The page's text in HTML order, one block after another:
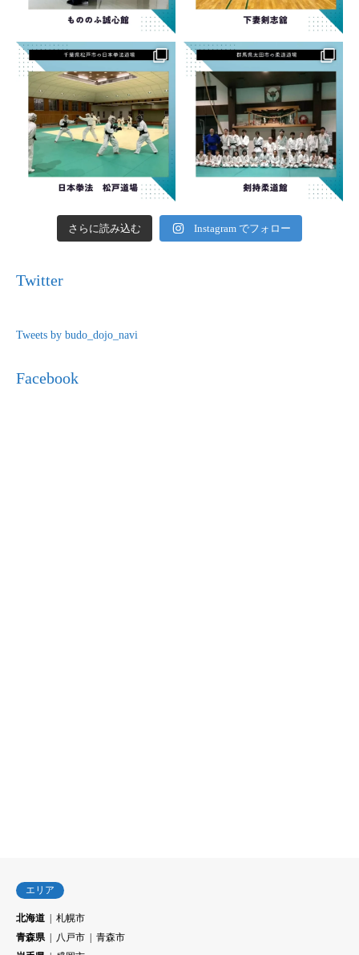
さらに読み込む Instagram でフォロー
Twitter
Tweets by budo_dojo_navi
Facebook
エリア
北海道
札幌市
青森県
八戸市
青森市